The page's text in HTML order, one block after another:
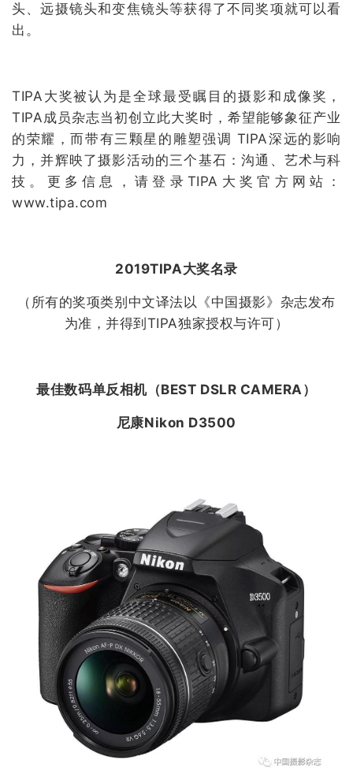
头、远摄镜头和变焦镜头等获得了不同奖项就可以看
出。
TIPA大奖被认为是全球最受瞩目的摄影和成像奖，
TIPA成员杂志当初创立此大奖时，希望能够象征产业
的荣耀，而带有三颗星的雕塑强调 TIPA深远的影响
力，并辉映了摄影活动的三个基石：沟通、艺术与科
技。 更多信息，请登录TIPA大奖官方网站：
www.tipa.com
2019TIPA大奖名录
（所有的奖项类别中文译法以《中国摄影》杂志发布
为准，并得到TIPA独家授权与许可）
最佳数码单反相机（BEST DSLR CAMERA）
尼康Nikon D3500